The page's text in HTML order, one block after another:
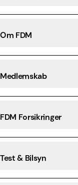
Om FDM
Medlemskab
FDM Forsikringer
Test & Bilsyn